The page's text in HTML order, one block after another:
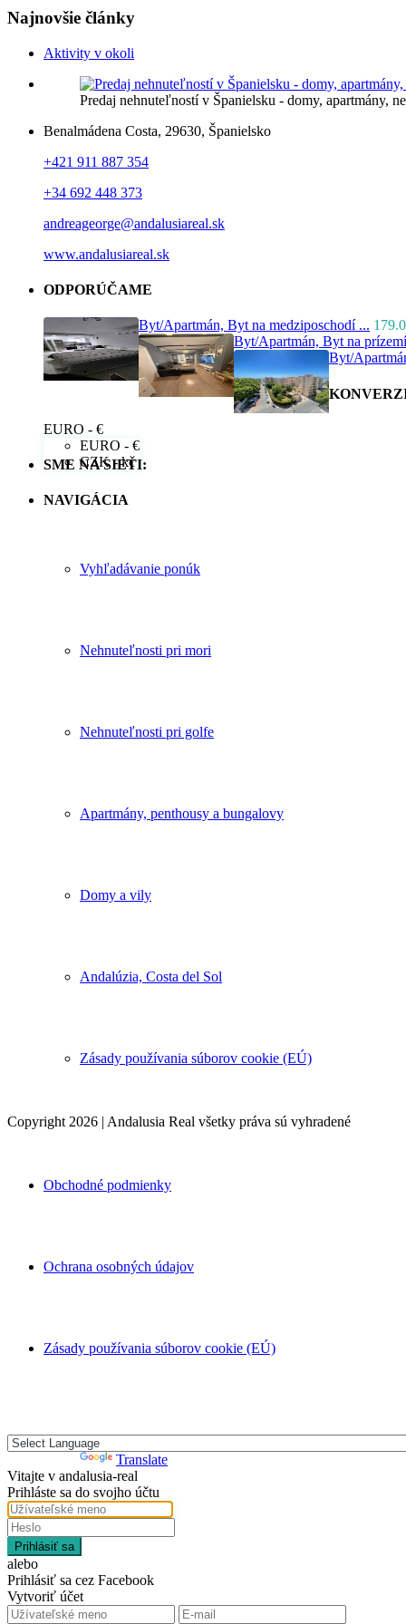
Najnovšie články
Aktivity v okoli
Predaj nehnuteľností v Španielsku - domy, apartmány,
Benalmádena Costa, 29630, Španielsko
+421 911 887 354
+34 692 448 373
andreageorge@andalusiareal.sk
www.andalusiareal.sk
ODPORÚČAME
Byt/Apartmán, Byt na medziposchodí ...
Byt/Apartmán, Byt na
Byt/
EURO - €
EURO - €
CZK - kč
SME NA SIETI:
NAVIGÁCIA
Vyhľadávanie ponúk
Nehnuteľnosti pri mori
Nehnuteľnosti pri golfe
Apartmány, penthousy a bungalovy
Domy a vily
Andalúzia, Costa del Sol
Zásady používania súborov cookie (EÚ)
Copyright 2026 | Andalusia Real všetky práva sú vyhradené
Obchodné podmienky
Ochrana osobných údajov
Zásady používania súborov cookie (EÚ)
Translate
Vitajte v andalusia-real
Prihláste sa do svojho účtu
Prihlásiť sa
alebo
Prihlásiť sa cez Facebook
Vytvoriť účet